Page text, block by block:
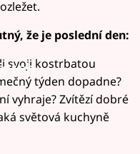
že je poslední den:
svoji kostrbatou
týden dopadne?
vyhraje? Zvítězí dobré
světová kuchyně